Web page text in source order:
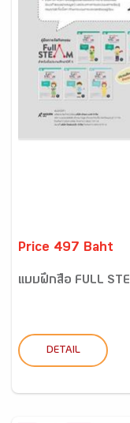
Price 497 Baht
แบบฝึกสื่อ FULL
DETAIL